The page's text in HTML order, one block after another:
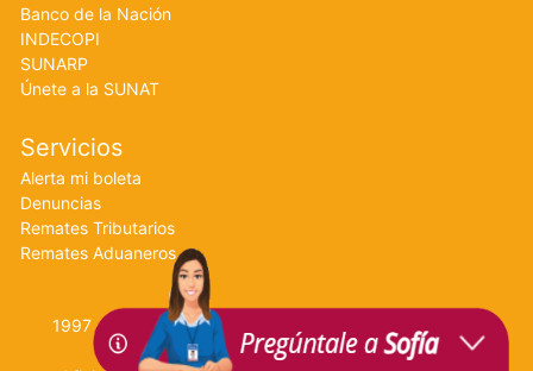
Banco de la Nación
INDECOPI
SUNARP
Únete a la SUNAT
Servicios
Alerta mi boleta
Denuncias
Remates Tributarios
Remates Aduaneros
1997 - 2018 SUNAT © Todos los Derechos Reservados